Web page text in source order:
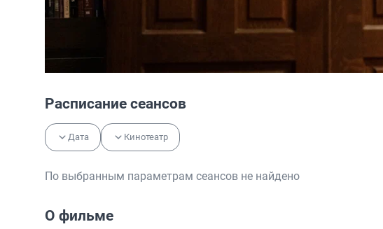
Расписание сеансов
Дата Кинотеатр
По выбранным параметрам сеансов не найдено
О фильме